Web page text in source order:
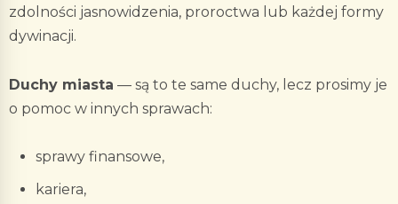
zdolności jasnowidzenia, proroctwa lub każdej formy
dywinacji.
Duchy miasta — są to te same duchy, lecz prosimy je
o pomoc w innych sprawach:
sprawy finansowe,
kariera,